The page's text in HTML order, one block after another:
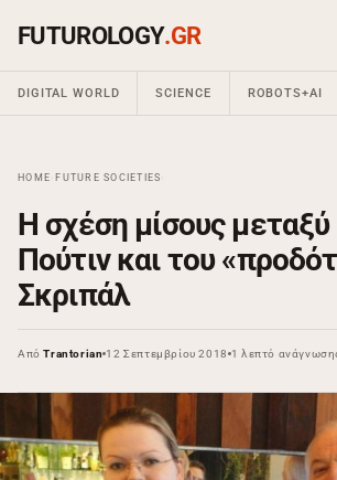
FUTUROLOGY.GR
DIGITAL WORLD SCIENCE ROBOTS+AI
HOME FUTURE SOCIETIES
Η σχέση μίσους μεταξύ
Πούτιν και του
Σκριπάλ
ΑπόTrantorian 12 Σεπτεμβρίου 2018 1 λεπτό